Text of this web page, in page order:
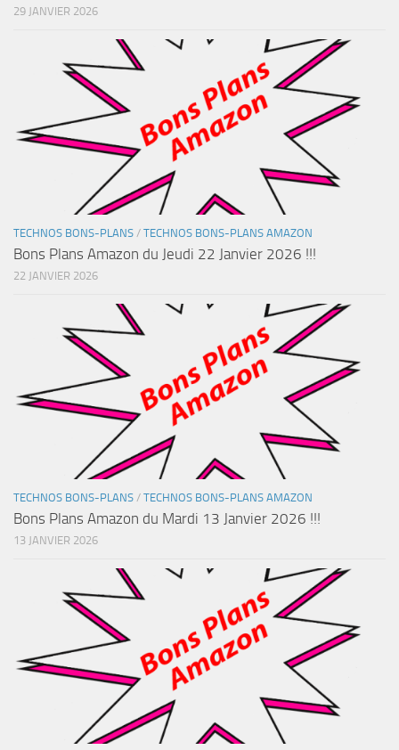
29 JANVIER 2026
TECHNOS BONS-PLANS / TECHNOS BONS-PLANS AMAZON
Bons Plans Amazon du Jeudi 22 Janvier 2026 !!!
22 JANVIER 2026
TECHNOS BONS-PLANS / TECHNOS BONS-PLANS AMAZON
Bons Plans Amazon du Mardi 13 Janvier 2026 !!!
13 JANVIER 2026